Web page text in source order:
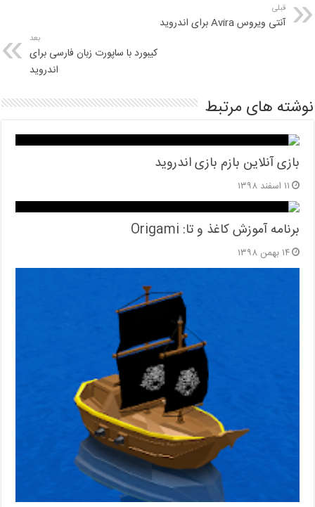
قبلی
آنتی ویروس Avira برای اندروید
بعد
کیبورد با ساپورت زبان فارسی برای
اندروید
نوشته های مرتبط
بازی آنلاین بازم بازی اندروید
۱۱ اسفند ۱۳۹۸
برنامه آموزش کاغذ و تا: Origami
۱۴ بهمن ۱۳۹۸